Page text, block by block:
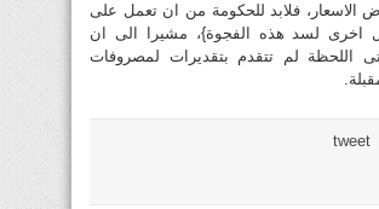
الاسعار، فلابد للحكومة من ان تعمل على
اخرى لسد هذه الفجوة}، مشيرا الى ان
اللحظة لم تتقدم بتقديرات لمصروفات
tweet